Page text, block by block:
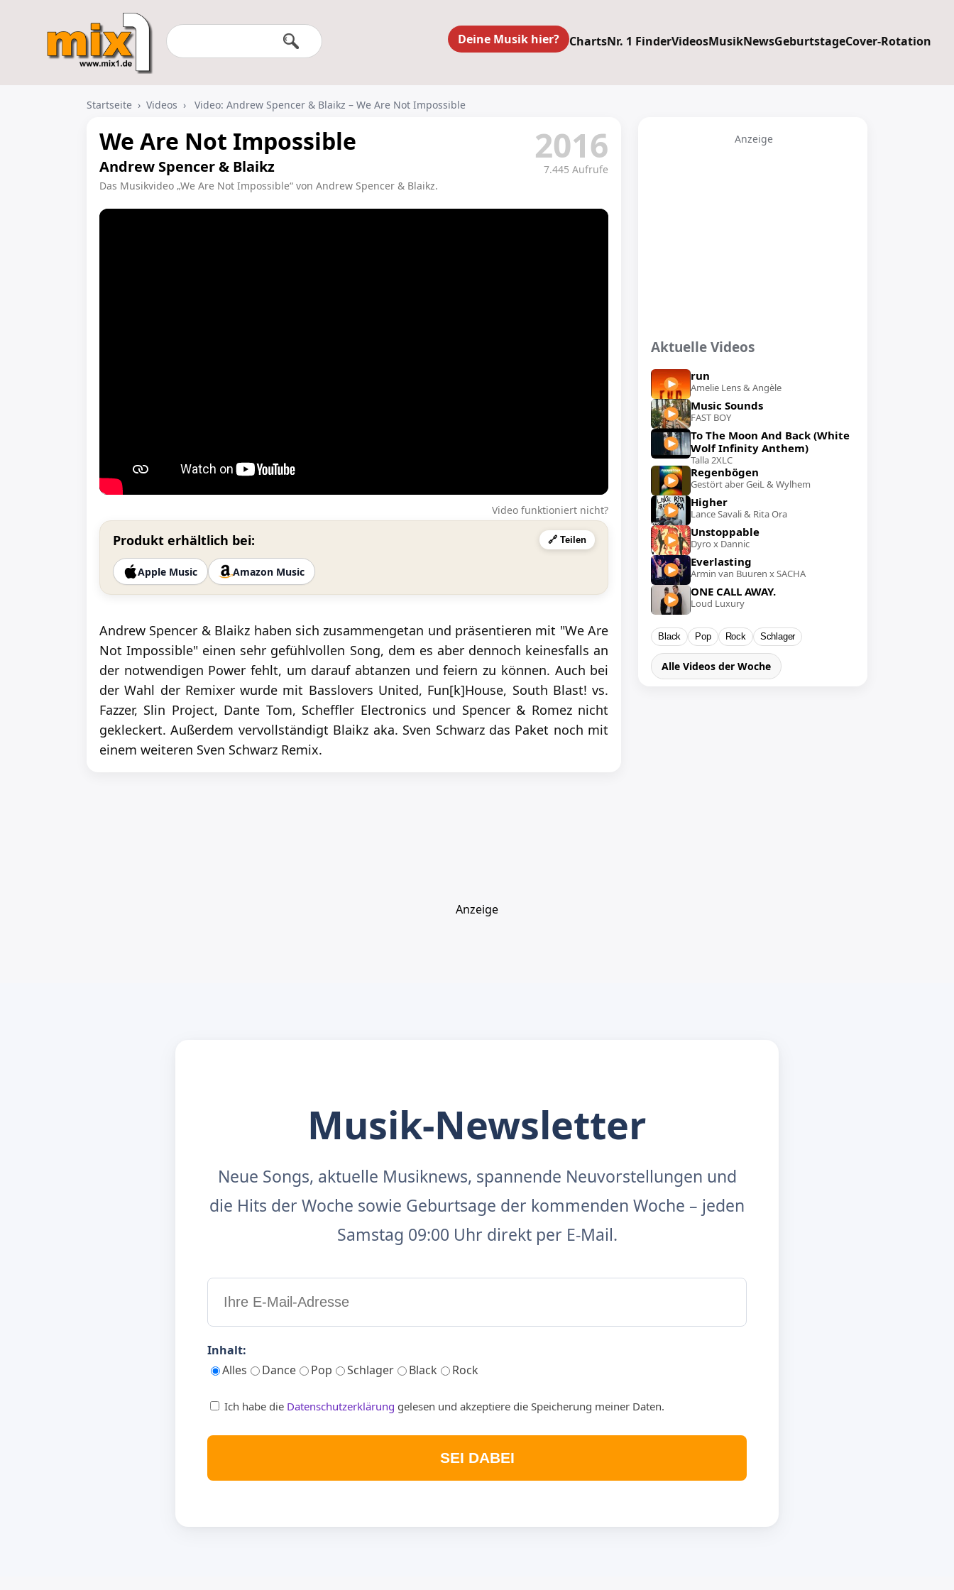
Deine Musik hier? ChartsNr. 1 FinderVideosMusikNewsGeburtstageCover-Rotation
Startseite › Videos › Video: Andrew Spencer & Blaikz – We Are Not Impossible
We Are Not Impossible
Andrew Spencer & Blaikz
Das Musikvideo „We Are Not Impossible“ von Andrew Spencer & Blaikz.
2016
7.445 Aufrufe
Video funktioniert nicht?
Produkt erhältlich bei: 🔗 Teilen
Apple Music Amazon Music
Andrew Spencer & Blaikz haben sich zusammengetan und präsentieren mit "We Are
Not Impossible" einen sehr gefühlvollen Song, dem es aber dennoch keinesfalls an
der notwendigen Power fehlt, um darauf abtanzen und feiern zu können. Auch bei
der Wahl der Remixer wurde mit Basslovers United, Fun[k]House, South Blast! vs.
Fazzer, Slin Project, Dante Tom, Scheffler Electronics und Spencer & Romez nicht
gekleckert. Außerdem vervollständigt Blaikz aka. Sven Schwarz das Paket noch mit
einem weiteren Sven Schwarz Remix.
Anzeige
Aktuelle Videos
run
Amelie Lens & Angèle
Music Sounds
FAST BOY
To The Moon And Back (White
Wolf Infinity Anthem)
Talla 2XLC
Regenbögen
Gestört aber GeiL & Wylhem
Higher
Lance Savali & Rita Ora
Unstoppable
Dyro x Dannic
Everlasting
Armin van Buuren x SACHA
ONE CALL AWAY.
Loud Luxury
Black Pop Rock Schlager
Alle Videos der Woche
Anzeige
Musik-Newsletter
Neue Songs, aktuelle Musiknews, spannende Neuvorstellungen und
die Hits der Woche sowie Geburtsage der kommenden Woche – jeden
Samstag 09:00 Uhr direkt per E-Mail.
Inhalt:
Alles
Dance Pop Schlager Black Rock
Ich habe die Datenschutzerklärung gelesen und akzeptiere die Speicherung meiner Daten.
SEI DABEI